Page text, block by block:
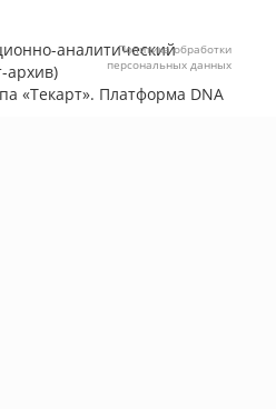
аналитический
архив)
«Текарт». Платформа DNA
Политика обработки
персональных данных